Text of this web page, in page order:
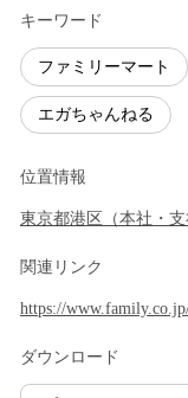
キーワード
ファミリーマート
エガちゃんねる
位置情報
東京都港区 （本社・支
関連リンク
https://
ダウンロード